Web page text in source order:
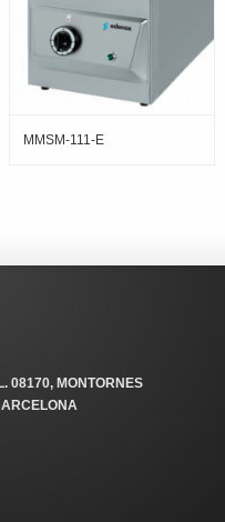
MMSM-111-E
. 08170, MONTORNES